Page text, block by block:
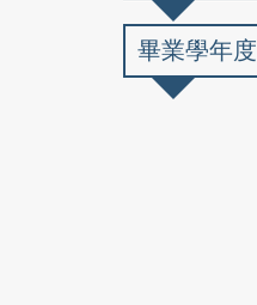
畢業學年度